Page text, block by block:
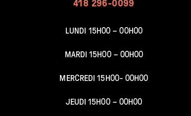
LUNDI 15H00 – 00H00
MARDI 15H00 – 00H00
MERCREDI 15H00- 00H00
JEUDI 15H00 – 00H00